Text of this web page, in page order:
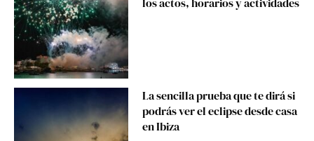
La sencilla prueba que te dirá si
podrás ver el eclipse desde casa
en Ibiza